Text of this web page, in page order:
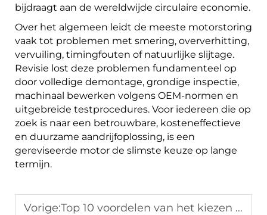
bijdraagt aan de wereldwijde circulaire economie.
Over het algemeen leidt de meeste motorstoring
vaak tot problemen met smering, oververhitting,
vervuiling, timingfouten of natuurlijke slijtage.
Revisie lost deze problemen fundamenteel op
door volledige demontage, grondige inspectie,
machinaal bewerken volgens OEM-normen en
uitgebreide testprocedures. Voor iedereen die op
zoek is naar een betrouwbare, kosteneffectieve
en duurzame aandrijfoplossing, is een
gereviseerde motor de slimste keuze op lange
termijn.
Vorige:Top 10 voordelen van het kiezen van een gereviseerde motor boven een gloednieuwe motor